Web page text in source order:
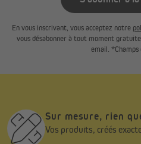
En vous inscrivant, vous acceptez notre
vous désabonner à tout moment
email.
Sur mesure, rien
Vos produits, créés